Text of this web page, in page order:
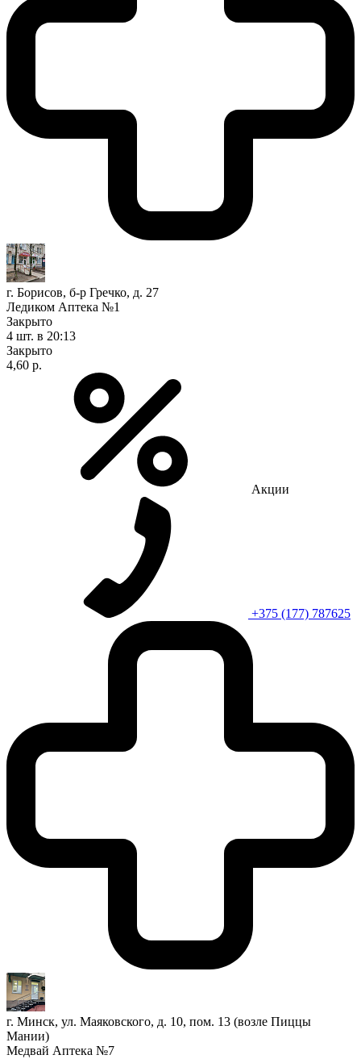
г. Борисов, б-р Гречко, д. 27
Ледиком Аптека №1
Закрыто
4 шт. в 20:13
Закрыто
4,60 р.
Акции
+375 (177) 787625
г. Минск, ул. Маяковского, д. 10, пом. 13 (возле Пиццы
Мании)
Медвай Аптека №7